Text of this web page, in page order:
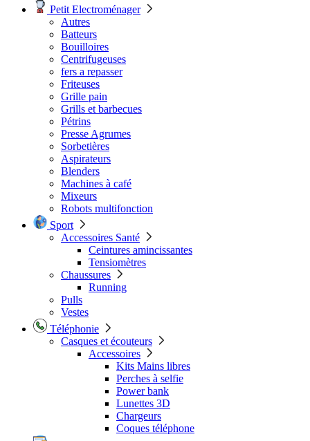
Petit Electroménager
Autres
Batteurs
Bouilloires
Centrifugeuses
fers a repasser
Friteuses
Grille pain
Grills et barbecues
Pétrins
Presse Agrumes
Sorbetières
Aspirateurs
Blenders
Machines à café
Mixeurs
Robots multifonction
Sport
Accessoires Santé
Ceintures amincissantes
Tensiomètres
Chaussures
Running
Pulls
Vestes
Téléphonie
Casques et écouteurs
Accessoires
Kits Mains libres
Perches à selfie
Power bank
Lunettes 3D
Chargeurs
Coques téléphone